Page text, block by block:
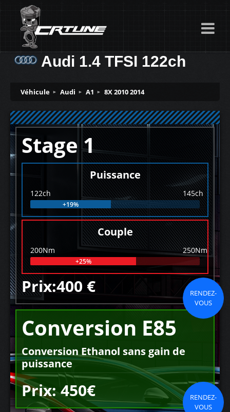
Audi 1.4 TFSI 122ch
Véhicule Audi A1 8X 2010 2014
Stage 1
Puissance
122ch 145ch
+19%
Couple
200Nm 250Nm
+25%
Prix:400 €
RENDEZ-
VOUS
Conversion E85
Conversion Ethanol sans gain de
puissance
Prix: 450€
RENDEZ-
VOUS